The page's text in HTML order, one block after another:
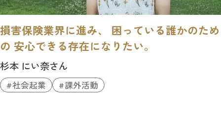
損害保険業界に進み、 困っている誰かのため
の 安心できる存在になりたい。
杉本 にい奈さん
社会起業 課外活動